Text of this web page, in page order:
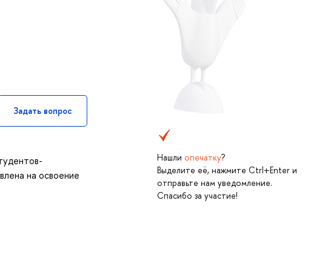
Нашли опечатку?
Выделите её, нажмите Ctrl+Enter и
отправьте нам уведомление.
Спасибо за участие!
Задать вопрос
на освоение